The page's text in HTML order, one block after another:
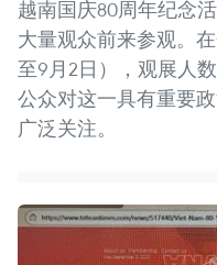
越南国庆80周年纪念
大量观众前来参观。
至9月2日），观展人
公众对这一具有重要
广泛关注。